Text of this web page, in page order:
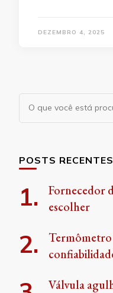
DEZEMBRO 4, 2025
Procurando
algo?
POSTS RECENTES
Fornecedor
escolher
Termômetro
Válvula